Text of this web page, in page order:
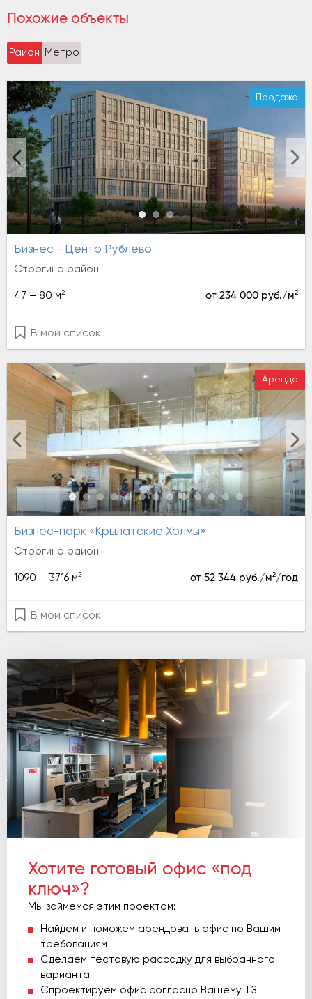
Похожие объекты
Район Метро
Продажа
Бизнес - Центр Рублево
Строгино район
47 – 80 м2 от 234 000 руб./м2
В мой список
Аренда
Бизнес-парк «Крылатские Холмы»
Строгино район
1090 – 3716 м2 от 52 344 руб./м2/год
В мой список
Хотите готовый офис «под
ключ»?
Мы займемся этим проектом:
Найдем и поможем арендовать офис по Вашим
требованиям
Сделаем тестовую рассадку для выбранного
варианта
Спроектируем офис согласно Вашему ТЗ